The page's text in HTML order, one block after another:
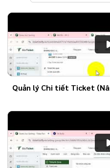
Quản lý Chi tiết Ticket